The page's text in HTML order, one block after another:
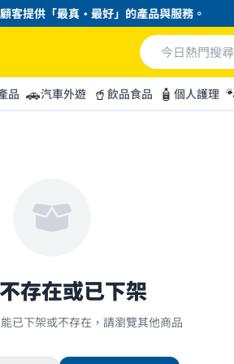
供「最真・最好」的產品與服務。
品 🚗汽車外遊 🥤 飲品食品 🧴 個人護理
存在或已下架
已下架或不存在，請瀏覽其他商品